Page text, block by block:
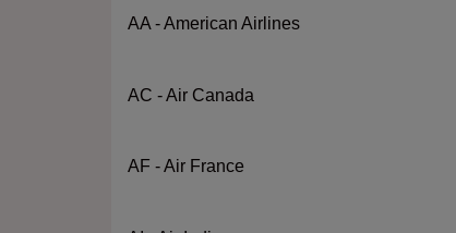
AA - American Airlines
AC - Air Canada
AF - Air France